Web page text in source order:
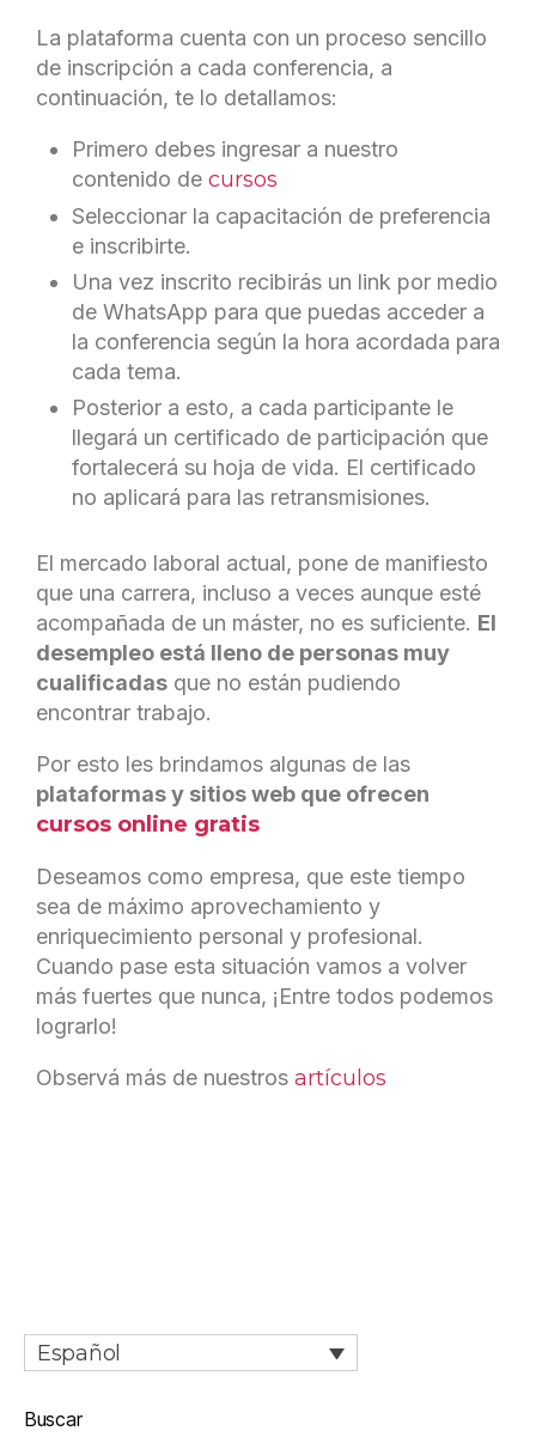
La plataforma cuenta con un proceso sencillo
de inscripción a cada conferencia, a
continuación, te lo detallamos:
Primero debes ingresar a nuestro
contenido de cursos
Seleccionar la capacitación de preferencia
e inscribirte.
Una vez inscrito recibirás un link por medio
de WhatsApp para que puedas acceder a
la conferencia según la hora acordada para
cada tema.
Posterior a esto, a cada participante le
llegará un certificado de participación que
fortalecerá su hoja de vida. El certificado
no aplicará para las retransmisiones.
El mercado laboral actual, pone de manifiesto
que una carrera, incluso a veces aunque esté
acompañada de un máster, no es suficiente. El
desempleo está lleno de personas muy
cualificadas que no están pudiendo
encontrar trabajo.
Por esto les brindamos algunas de las
plataformas y sitios web que ofrecen
cursos online gratis
Deseamos como empresa, que este tiempo
sea de máximo aprovechamiento y
enriquecimiento personal y profesional.
Cuando pase esta situación vamos a volver
más fuertes que nunca, ¡Entre todos podemos
lograrlo!
Observá más de nuestros artículos
Español
Buscar